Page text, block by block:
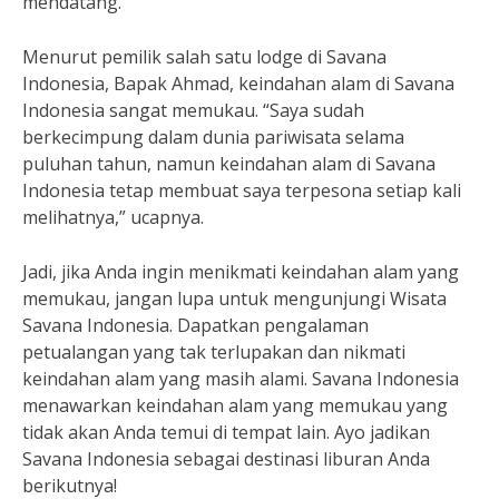
Menurut pemilik salah satu lodge di Savana
Indonesia, Bapak Ahmad, keindahan alam di Savana
Indonesia sangat memukau. “Saya sudah
berkecimpung dalam dunia pariwisata selama
puluhan tahun, namun keindahan alam di Savana
Indonesia tetap membuat saya terpesona setiap kali
melihatnya,” ucapnya.
Jadi, jika Anda ingin menikmati keindahan alam yang
memukau, jangan lupa untuk mengunjungi Wisata
Savana Indonesia. Dapatkan pengalaman
petualangan yang tak terlupakan dan nikmati
keindahan alam yang masih alami. Savana Indonesia
menawarkan keindahan alam yang memukau yang
tidak akan Anda temui di tempat lain. Ayo jadikan
Savana Indonesia sebagai destinasi liburan Anda
berikutnya!